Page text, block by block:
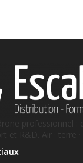
professionnel :
et R&D. Air · terre ·